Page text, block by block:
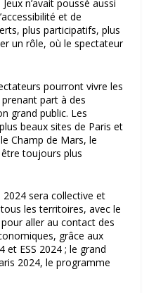
n’avait poussé aussi
et de
plus participatifs, plus
un rôle, où le spectateur
pourront vivre les
part à des
grand public. Les
beaux sites de Paris et
Champ de Mars, le
toujours plus
2024 sera collective et
les territoires, avec le
aller au contact des
grâce aux
et ESS 2024 ; le grand
2024, le programme